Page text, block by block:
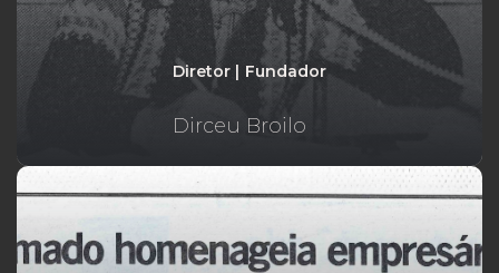
Diretor | Fundador
Dirceu Broilo